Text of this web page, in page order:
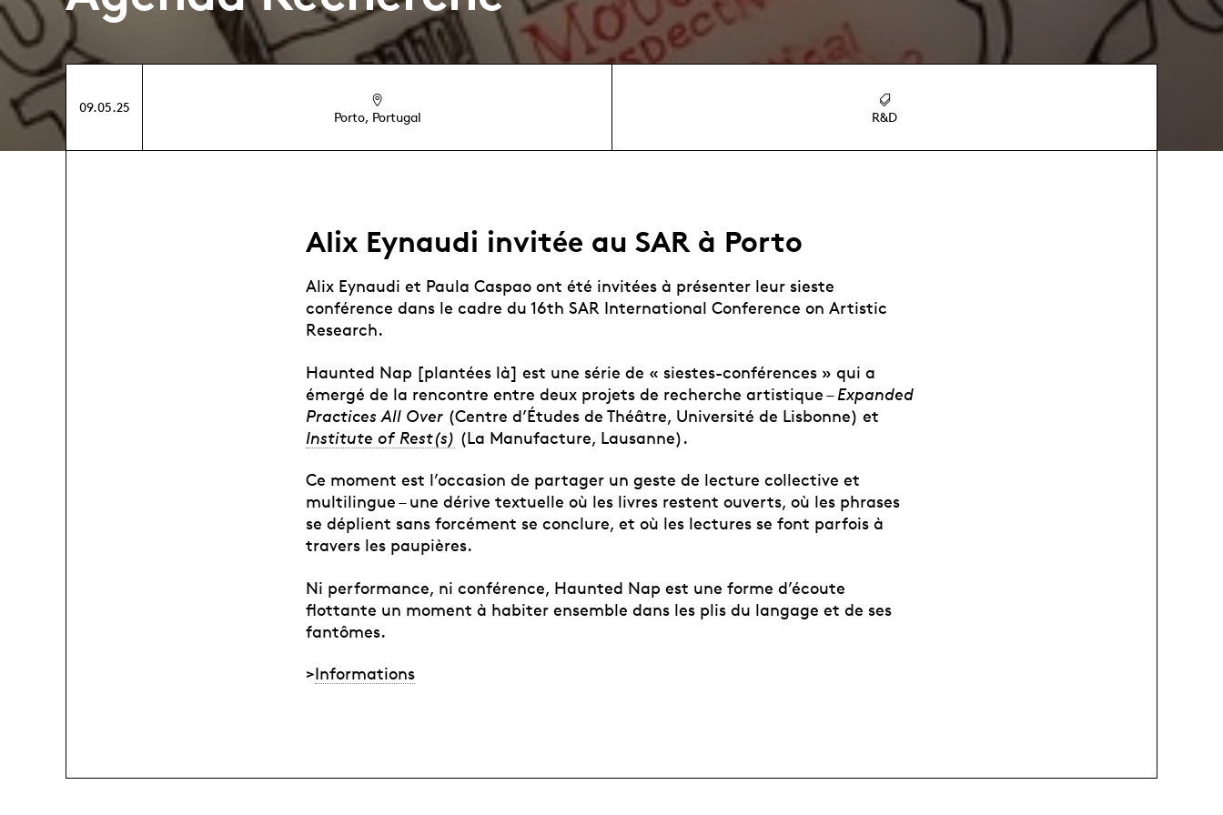
09.05.25
Porto, Portugal R&D
Alix Eynaudi invitée au SAR à Porto
Alix Eynaudi et Paula Caspao ont été invitées à présenter leur sieste
conférence dans le cadre du 16th SAR International Conference on Artistic
Research.
Haunted Nap [plantées là] est une série de « siestes-conférences » qui a
émergé de la rencontre entre deux projets de recherche artistique –Expanded
Practices All Over (Centre d’Études de Théâtre, Université de Lisbonne) et
Institute of Rest(s) (La Manufacture, Lausanne).
Ce moment est l’occasion de partager un geste de lecture collective et
multilingue – une dérive textuelle où les livres restent ouverts, où les phrases
se déplient sans forcément se conclure, et où les lectures se font parfois à
travers les paupières.
Ni performance, ni conférence, Haunted Nap est une forme d’écoute
flottante un moment à habiter ensemble dans les plis du langage et de ses
fantômes.
>Informations